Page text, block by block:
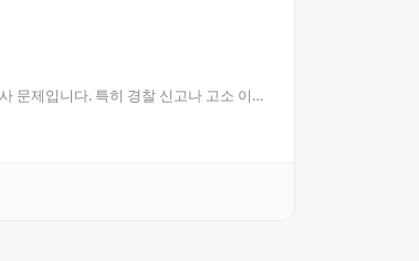
문제입니다. 특히 경찰 신고나 고소 이후